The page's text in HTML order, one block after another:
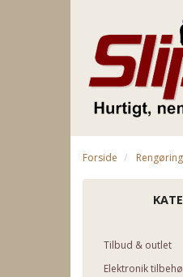
Forside Rengøring
Tilbud & outlet
Elektronik